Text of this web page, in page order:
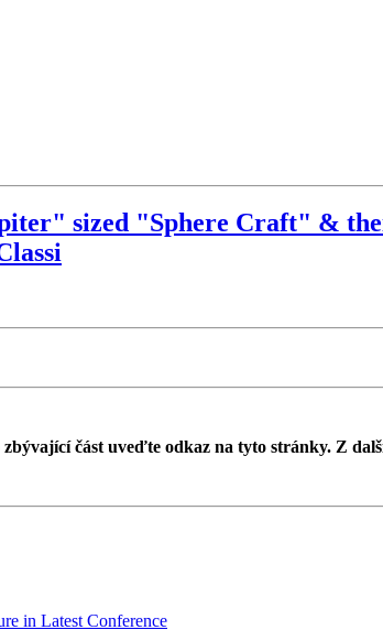
sized "Sphere Craft" &
část uveďte odkaz na tyto stránky. Z
in Latest Conference